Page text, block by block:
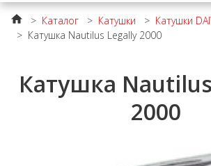
> Каталог > Катушки > Катушки
> Катушка Nautilus Legally 2000
Катушка
2000